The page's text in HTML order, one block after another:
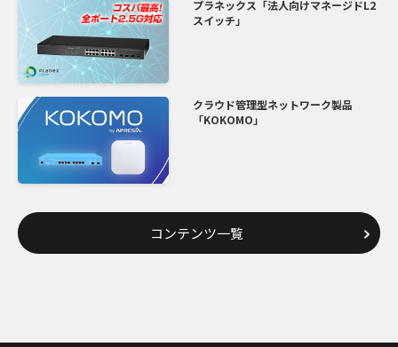
プラネックス「法人向けマネージドL2
スイッチ」
クラウド管理型ネットワーク製品
「KOKOMO」
コンテンツ一覧